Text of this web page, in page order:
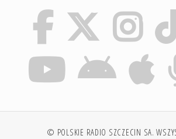
© POLSKIE RADIO SZCZECIN SA.